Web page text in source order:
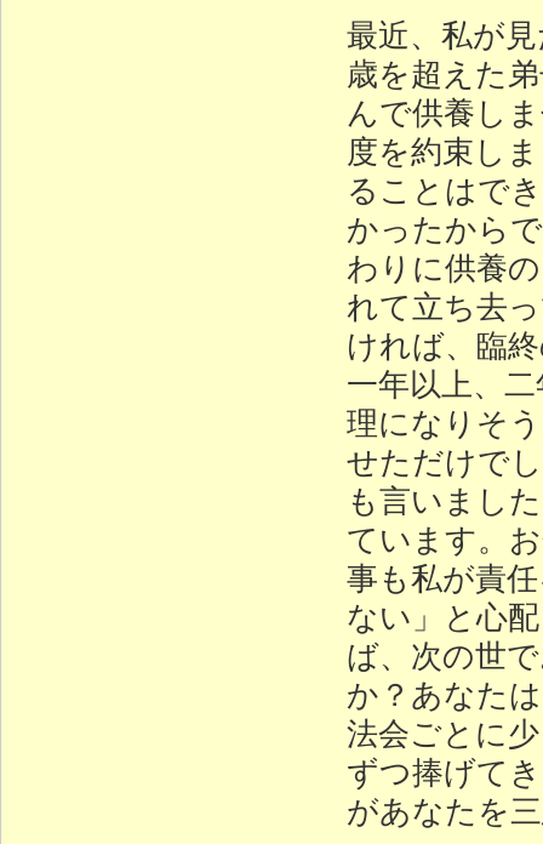
最近、私が
歳を超えた
んで供養し
度を約束し
ることはで
かったから
わりに供養
れて立ち去
ければ、臨
一年以上、
理になりそ
せただけで
も言いまし
ています。
事も私が責
ない」と心
ば、次の世
か？あなた
法会ごとに
ずつ捧げて
があなたを